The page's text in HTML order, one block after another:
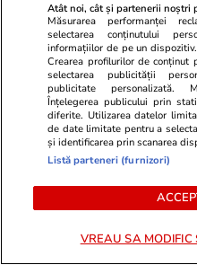
Știri România
Cinci hotărâri de Guvern
de PSD au fost
Curtea de Apel
Executivul acuză
măsuri importante
PARTENERI
Atât noi, cât și partenerii noștri
Măsurarea performanței
selectarea conținutului
informațiilor de pe un
Crearea profilurilor de conținut
selectarea publicității
publicitate personalizată.
Înțelegerea publicului prin
diferite. Utilizarea datelor
de date limitate pentru a
și identificarea prin scanarea
Listă parteneri (furnizori)
VREAU SA